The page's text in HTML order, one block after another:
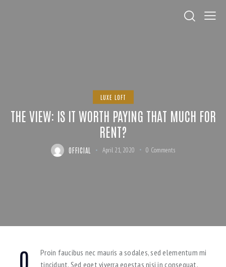
LUXE LOFT
THE VIEW: IS IT WORTH PAYING THAT MUCH FOR
RENT?
OFFICIAL April 21, 2020 0 Comments
Q
Proin faucibus nec mauris a sodales, sed elementum mi
tincidunt. Sed eget viverra egestas nisi in consequat.